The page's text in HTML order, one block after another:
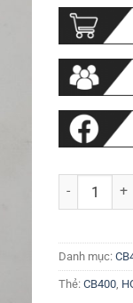
Khung bắt
Danh mục:
Thẻ:CB400